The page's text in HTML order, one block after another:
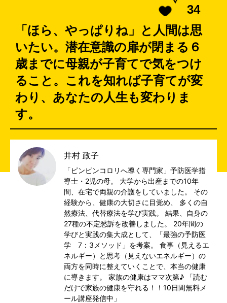
34
「ほら、やっぱりね」と人間は思
いたい。潜在意識の扉が閉まる６
歳までに母親が子育てで気をつけ
ること。これを知れば子育てが変
わり、あなたの人生も変わりま
す。
井村 政子
「ピンピンコロリへ導く専門家」予防医学指
導士・2児の母。 大学から出産までの10年
間、在宅で両親の介護をしていました。 その
経験から、健康の大切さに目覚め、 多くの自
然療法、代替療法を学び実践。 結果、自身の
27種の不定愁訴を改善しました。 20年間の
学びと実践の集大成として、「最強の予防医
学 7：3メソッド」を考案。 食事（見えるエ
ネルギー）と思考（見えないエネルギー）の
両方を同時に整えていくことで、本当の健康
に導きます。 家族の健康はママ次第♪ 「読む
だけで家族の健康を守れる！！10日間無料メ
ール講座発信中」